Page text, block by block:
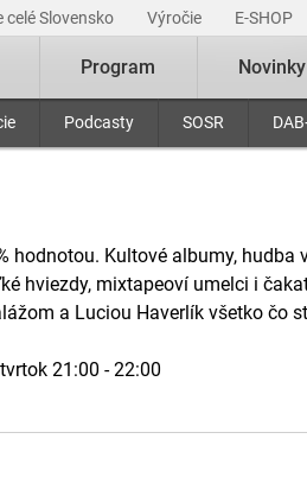
celé Slovensko Výročie E-SHOP
Podcasty SOSR
Program Novinky
hodnotou. Kultové albumy, hudba
hviezdy, mixtapeoví umelci i
a Luciou Haverlík všetko čo
21:00 - 22:00